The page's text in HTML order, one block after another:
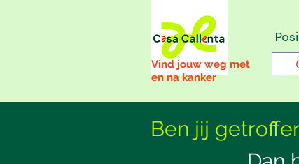
Vind jouw weg met
en na kanker
Ben jij